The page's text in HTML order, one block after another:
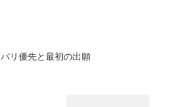
パリ優先と最初の出願